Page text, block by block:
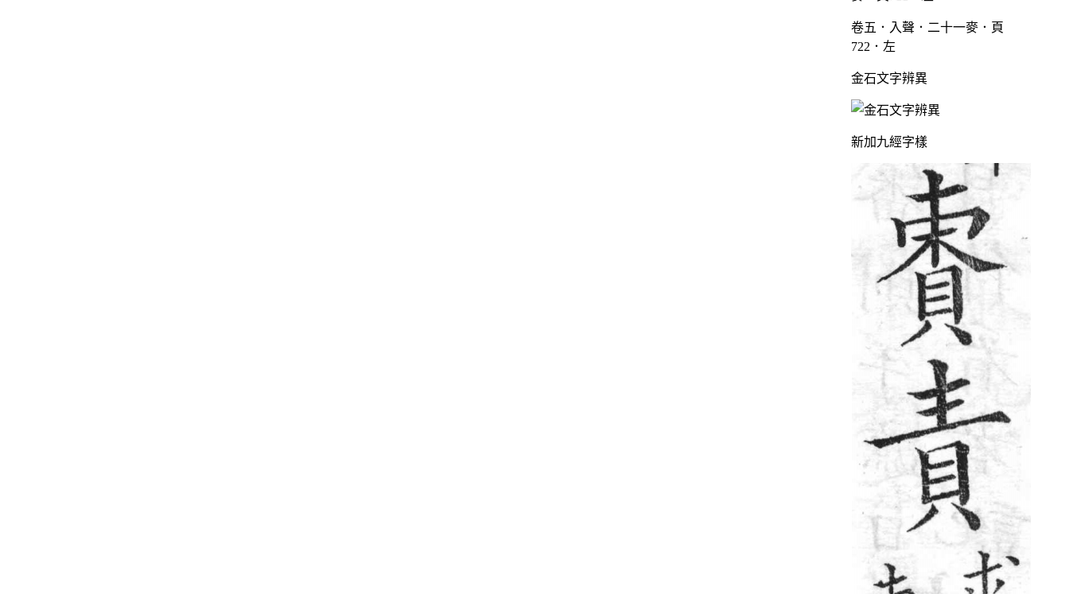
卷五．入聲．二十一麥．頁
722．左
金石文字辨異
新加九經字樣